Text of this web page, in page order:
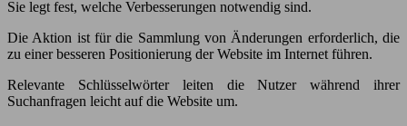
Sie legt fest, welche Verbesserungen notwendig sind.
Die Aktion ist für die Sammlung von Änderungen erforderlich, die
zu einer besseren Positionierung der Website im Internet führen.
Relevante Schlüsselwörter leiten die Nutzer während ihrer
Suchanfragen leicht auf die Website um.